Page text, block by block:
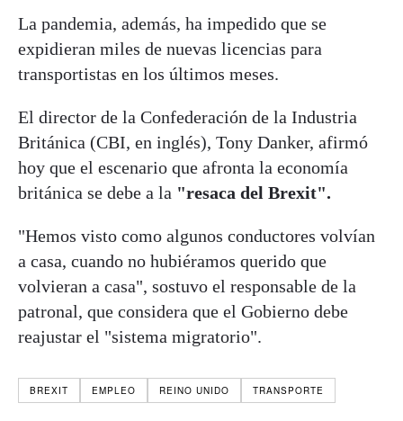
La pandemia, además, ha impedido que se
expidieran miles de nuevas licencias para
transportistas en los últimos meses.
El director de la Confederación de la Industria
Británica (CBI, en inglés), Tony Danker, afirmó
hoy que el escenario que afronta la economía
británica se debe a la "resaca del Brexit".
"Hemos visto como algunos conductores volvían
a casa, cuando no hubiéramos querido que
volvieran a casa", sostuvo el responsable de la
patronal, que considera que el Gobierno debe
reajustar el "sistema migratorio".
BREXIT EMPLEO REINO UNIDO TRANSPORTE